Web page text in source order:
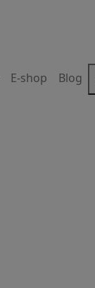
E-shop Blog